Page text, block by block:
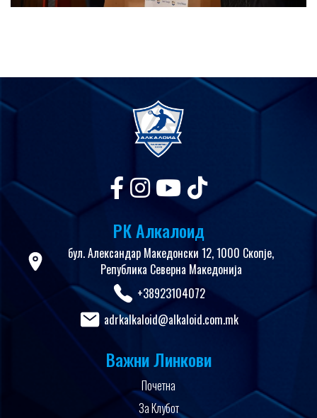
РК Алкалоид
бул. Александар Македонски 12, 1000 Скопје,
Република Северна Македонија
+38923104072
adrkalkaloid@alkaloid.com.mk
Важни Линкови
Почетна
За Клубот